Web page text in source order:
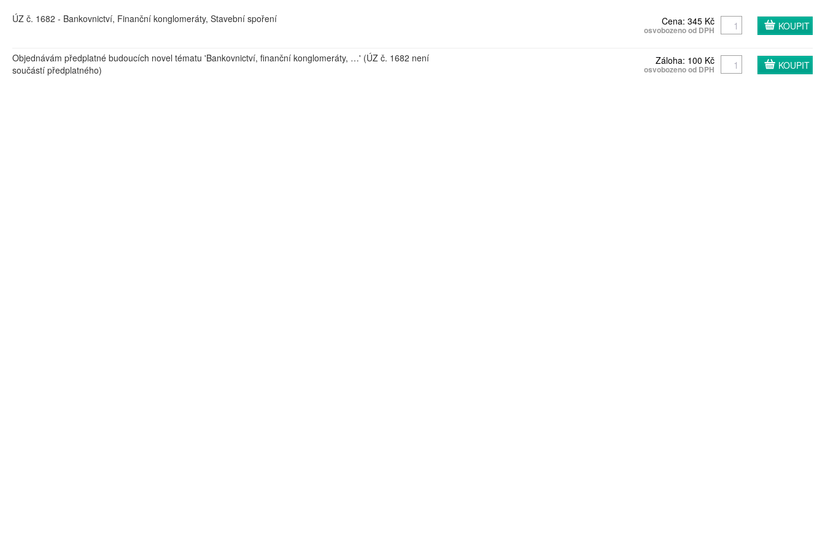
ÚZ č. 1682 - Bankovnictví, Finanční konglomeráty, Stavební spoření Cena: 345 Kč
osvobozeno od DPH
Objednávám předplatné budoucích novel tématu 'Bankovnictví, finanční konglomeráty, …' (ÚZ č. 1682 není
součástí předplatného)
Záloha: 100 Kč
osvobozeno od DPH